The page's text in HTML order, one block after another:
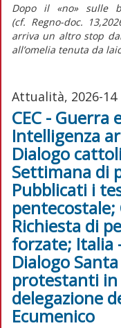
Dopo il «no» sulle
(cf. Regno-doc.
arriva un altro stop
all’omelia tenuta da
Attualità, 2026-14
CEC - Guerra
Intelligenza
Dialogo
Settimana di
Pubblicati i
Richiesta di
forzate; Italia
Dialogo
protestanti in
delegazione
Ecumenico